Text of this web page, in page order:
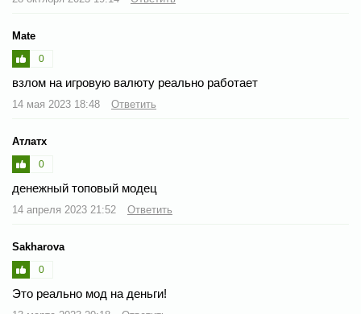
Mate
0
взлом на игровую валюту реально работает
14 мая 2023 18:48 Ответить
Атлатх
0
денежный топовый модец
14 апреля 2023 21:52 Ответить
Sakharova
0
Это реально мод на деньги!